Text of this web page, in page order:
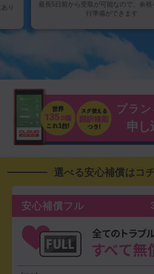
最長5日前から受取が可能なので、 余裕
行準備ができます
り
プラ
申し
選べる安心補償はコ
安心補償フル